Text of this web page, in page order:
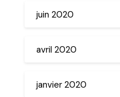
juin 2020
avril 2020
janvier 2020